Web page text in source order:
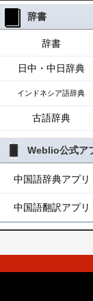
辞書
辞書
日中・中日辞典
インドネシア語辞典
古語辞典
Weblio公式ア
中国語辞典アプ
中国語翻訳アプ